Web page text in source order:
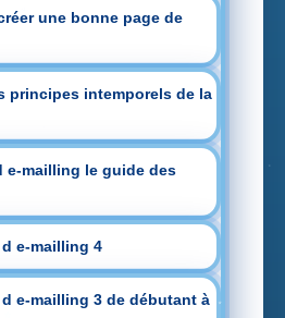
une bonne page de
principes intemporels de la
e-mailling le guide des
e-mailling 4
e-mailling 3 de débutant à